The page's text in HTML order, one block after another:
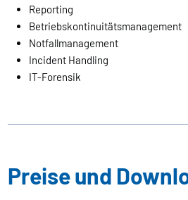
Reporting
Betriebskontinuitätsmanagement
Notfallmanagement
Incident Handling
IT-Forensik
Preise und